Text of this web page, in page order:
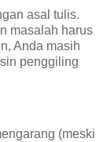
asal tulis.
masalah harus
Anda masih
penggiling
(meski